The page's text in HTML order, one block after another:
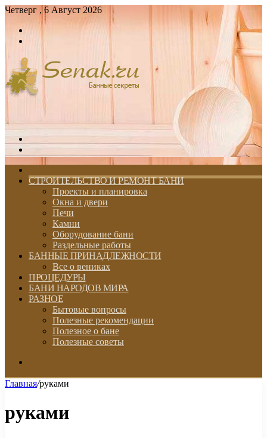
Четверг , 6 Август 2026
Войти
skin
СТРОИТЕЛЬСТВО И РЕМОНТ БАНИ
Проекты и планировка
Окна и двери
Печи
Камни
Оборудование бани
Раздельные работы
БАННЫЕ ПРИНАДЛЕЖНОСТИ
Все о вениках
ПРОЦЕДУРЫ
БАНИ НАРОДОВ МИРА
РАЗНОЕ
Бытовые вопросы
Полезные рекомендации
Полезное о бане
Полезные советы
Главная/руками
руками